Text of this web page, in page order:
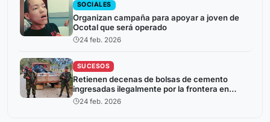
SOCIALES
Organizan campaña para apoyar a joven de
Ocotal que será operado
24 feb. 2026
SUCESOS
Retienen decenas de bolsas de cemento
ingresadas ilegalmente por la frontera en
Jalapa
24 feb. 2026